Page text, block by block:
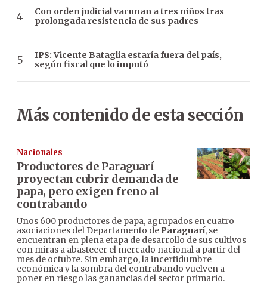
Con orden judicial vacunan a tres niños tras
prolongada resistencia de sus padres
IPS: Vicente Bataglia estaría fuera del país,
según fiscal que lo imputó
Más contenido de esta sección
Nacionales
Productores de Paraguarí
proyectan cubrir demanda de
papa, pero exigen freno al
contrabando
Unos 600 productores de papa, agrupados en cuatro
asociaciones del Departamento de Paraguarí, se
encuentran en plena etapa de desarrollo de sus cultivos
con miras a abastecer el mercado nacional a partir del
mes de octubre. Sin embargo, la incertidumbre
económica y la sombra del contrabando vuelven a
poner en riesgo las ganancias del sector primario.